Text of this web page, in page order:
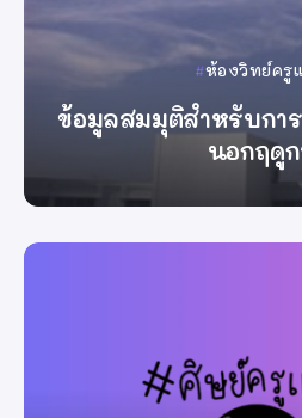
ห้องวิทย์ครู
ข้อมูลสมมุติสำหรับกา
นอกฤดู
By ค